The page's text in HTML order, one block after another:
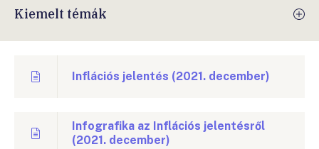
Kiemelt témák
Inflációs jelentés (2021. december)
Infografika az Inflációs jelentésről
(2021. december)